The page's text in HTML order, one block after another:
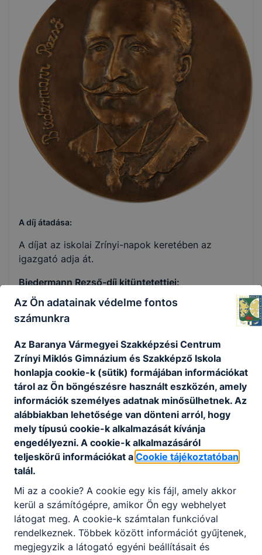
A díj átadása:
A díjat az iskolai Zrínyi-napok keretében az
igazgató adja át.
Biedermann Rezső-díj kitüntetettjei:
2024 - Salamon Ferenc kép
2023 - Andócsi János -
2019 - Dr. Berecz János -kép
2018 - Boldizsár László -kép
2015 - Horváth Miklós -kép
2014 - Györei József, Mátyás Gergő (A
tantestület többségi döntés alapján 2014-ben
két díjat adományozott.)
2013 - Riszt József -kép
2011 - Barbara Scheel -kép
2010 - Gráf Józsefné -kép
turonyi Biedermann Rezső báró
Az Ön adatainak védelme fontos
számunkra
Az Baranya Vármegyei Szakképzési Centrum
Zrínyi Miklós Gimnázium és Szakképző Iskola
honlapja cookie-k (sütik) formájában információkat
tárol az Ön böngészésre használt eszközén, amely
információk személyes adatnak minősülhetnek. Az
alábbiakban lehetősége van dönteni arról, hogy
mely típusú cookie-k alkalmazását kívánja
engedélyezni. A cookie-k alkalmazásáról
teljeskörű információkat a Cookie tájékoztatóban
talál.
Mi az a cookie? A cookie egy kis fájl, amely akkor
kerül a számítógépre, amikor Ön egy webhelyet
látogat meg. A cookie-k számtalan funkcióval
rendelkeznek. Többek között információt gyűjtenek,
megjegyzik a látogató egyéni beállításait és